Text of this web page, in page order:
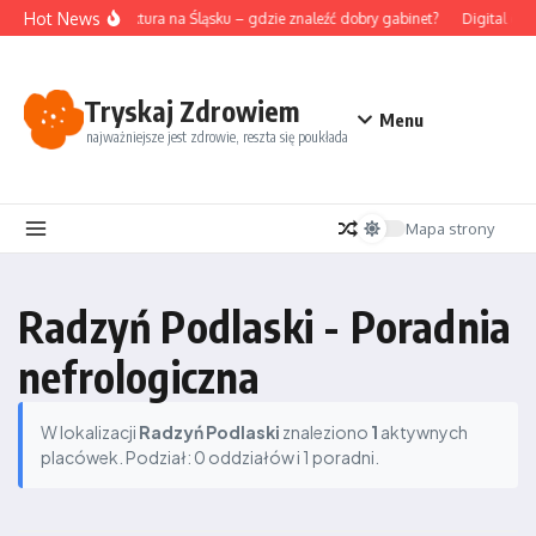
Przejdź do treści
Hot NewsAkupunktura na Śląsku – gdzie znaleźć dobry gabinet? Digital
Tryskaj Zdrowiem
najważniejsze jest zdrowie, reszta się poukłada
Menu
Mapa strony
Radzyń Podlaski - Poradnia
nefrologiczna
W lokalizacji Radzyń Podlaski znaleziono 1 aktywnych
placówek. Podział: 0 oddziałów i 1 poradni.